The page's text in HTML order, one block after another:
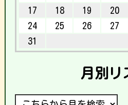
17
18 19 20
24
25 26 27
31
月別リ